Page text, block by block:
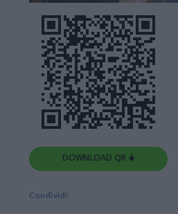
DOWNLOAD QR 🠋
Condividi: